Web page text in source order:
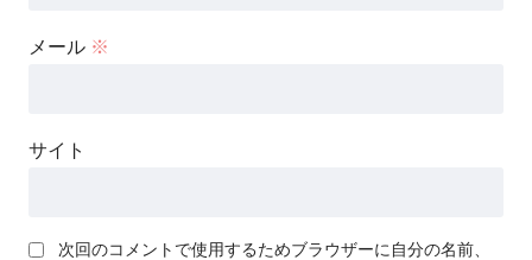
メール ※
サイト
次回のコメントで使用するためブラウザーに自分の名前、